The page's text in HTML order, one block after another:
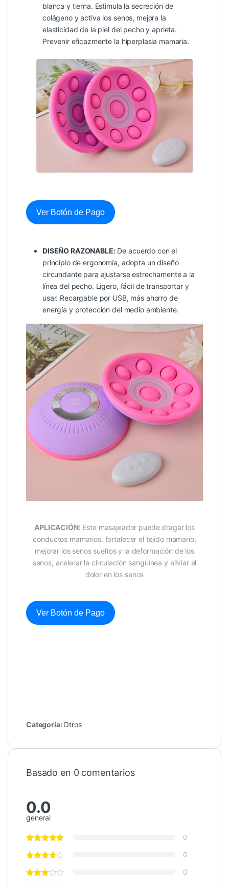
blanca y tierna. Estimula la secreción de
colágeno y activa los senos, mejora la
elasticidad de la piel del pecho y aprieta.
Prevenir eficazmente la hiperplasia mamaria.
Ver Botón de Pago
DISEÑO RAZONABLE:De acuerdo con el
principio de ergonomía, adopta un diseño
circundante para ajustarse estrechamente a la
línea del pecho. Ligero, fácil de transportar y
usar. Recargable por USB, más ahorro de
energía y protección del medio ambiente.
APLICACIÓN: Este masajeador puede dragar los
conductos mamarios, fortalecer el tejido mamario,
mejorar los senos sueltos y la deformación de los
senos, acelerar la circulación sanguínea y aliviar el
dolor en los senos
Ver Botón de Pago
Categoría: Otros
Basado en 0 comentarios
0.0
general
0
0
0